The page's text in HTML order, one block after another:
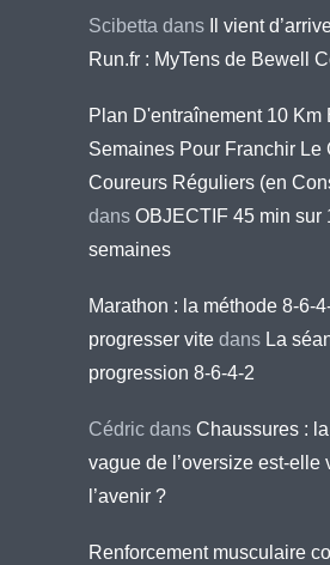
Scibetta dans
Il vient
Run.fr : MyTens de Bewell
Plan D'entraînement 10 Km
Semaines Pour Franchir Le
Coureurs Réguliers (en
dans OBJECTIF 45 min sur
semaines
Marathon : la méthode 8-6-
progresser vite dans La
progression 8-6-4-2
Cédric dans Chaussures :
vague de l’oversize est-elle
l’avenir ?
Renforcement musculaire